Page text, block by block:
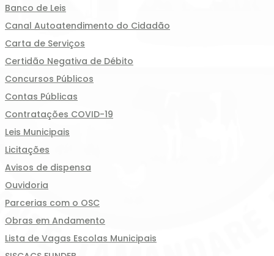
Banco de Leis
Canal Autoatendimento do Cidadão
Carta de Serviços
Certidão Negativa de Débito
Concursos Públicos
Contas Públicas
Contratações COVID-19
Leis Municipais
Licitações
Avisos de dispensa
Ouvidoria
Parcerias com o OSC
Obras em Andamento
Lista de Vagas Escolas Municipais